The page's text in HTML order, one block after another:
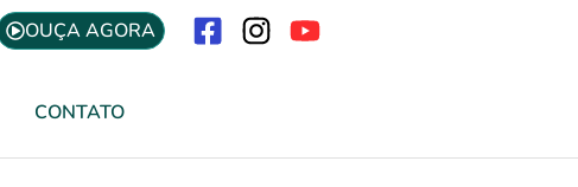
OUÇA AGORA
CONTATO